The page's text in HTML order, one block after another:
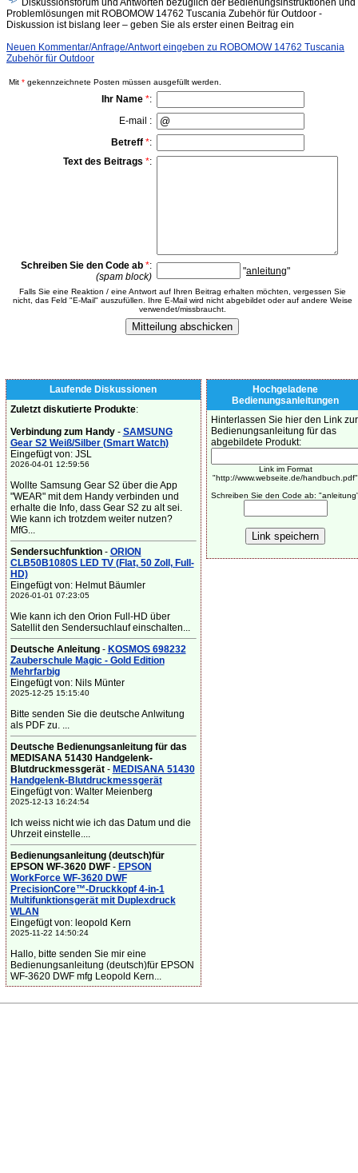
Diskussionsforum und Antworten bezüglich der Bedienungsinstruktionen und
Problemlösungen mit ROBOMOW 14762 Tuscania Zubehör für Outdoor -
Diskussion ist bislang leer – geben Sie als erster einen Beitrag ein
Neuen Kommentar/Anfrage/Antwort eingeben zu ROBOMOW 14762 Tuscania
Zubehör für Outdoor
Mit * gekennzeichnete Posten müssen ausgefüllt werden.
Ihr Name *:
E-mail :
Betreff *:
Text des Beitrags *:
Schreiben Sie den Code ab *:
(spam block)
"anleitung"
Falls Sie eine Reaktion / eine Antwort auf Ihren Beitrag erhalten möchten, vergessen Sie
nicht, das Feld "E-Mail" auszufüllen. Ihre E-Mail wird nicht abgebildet oder auf andere Weise
verwendet/missbraucht.
Laufende Diskussionen
Zuletzt diskutierte Produkte:
Verbindung zum Handy- SAMSUNG
Gear S2 Weiß/Silber (Smart Watch)
Eingefügt von: JSL
2026-04-01 12:59:56
Wollte Samsung Gear S2 über die App
"WEAR" mit dem Handy verbinden und
erhalte die Info, dass Gear S2 zu alt sei.
Wie kann ich trotzdem weiter nutzen?
MfG...
Sendersuchfunktion- ORION
CLB50B1080S LED TV (Flat, 50 Zoll, Full-
HD)
Eingefügt von: Helmut Bäumler
2026-01-01 07:23:05
Wie kann ich den Orion Full-HD über
Satellit den Sendersuchlauf einschalten...
Deutsche Anleitung- KOSMOS 698232
Zauberschule Magic - Gold Edition
Mehrfarbig
Eingefügt von: Nils Münter
2025-12-25 15:15:40
Bitte senden Sie die deutsche Anlwitung
als PDF zu. ...
Deutsche Bedienungsanleitung für das
MEDISANA 51430 Handgelenk-
Blutdruckmessgerät- MEDISANA 51430
Handgelenk-Blutdruckmessgerät
Eingefügt von: Walter Meienberg
2025-12-13 16:24:54
Ich weiss nicht wie ich das Datum und die
Uhrzeit einstelle....
Bedienungsanleitung (deutsch)für
EPSON WF-3620 DWF- EPSON
WorkForce WF-3620 DWF
PrecisionCore™-Druckkopf 4-in-1
Multifunktionsgerät mit Duplexdruck
WLAN
Eingefügt von: leopold Kern
2025-11-22 14:50:24
Hallo, bitte senden Sie mir eine
Bedienungsanleitung (deutsch)für EPSON
WF-3620 DWF mfg Leopold Kern...
Hochgeladene
Bedienungsanleitungen
Hinterlassen Sie hier den Link zur
Bedienungsanleitung für das
abgebildete Produkt:
Link im Format
"http://www.webseite.de/handbuch.pdf"
Schreiben Sie den Code ab: